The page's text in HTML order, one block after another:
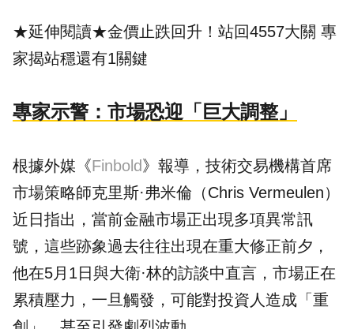
★延伸閱讀★金價止跌回升！站回4557大關 專
家揭站穩還有1關鍵
專家示警：市場恐迎「巨大調整」
根據外媒《Finbold》報導，技術交易機構首席
市場策略師克里斯·弗米倫（Chris Vermeulen）
近日指出，當前金融市場正出現多項異常訊
號，這些跡象過去往往出現在重大修正前夕，
他在5月1日與大衛·林的訪談中直言，市場正在
累積壓力，一旦觸發，可能對投資 人造成「重